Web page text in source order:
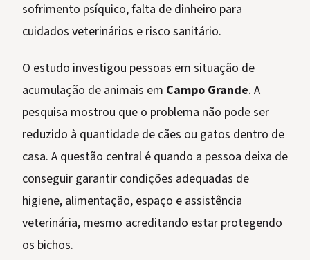
sofrimento psíquico, falta de dinheiro para
cuidados veterinários e risco sanitário.
O estudo investigou pessoas em situação de
acumulação de animais em Campo Grande. A
pesquisa mostrou que o problema não pode ser
reduzido à quantidade de cães ou gatos dentro de
casa. A questão central é quando a pessoa deixa de
conseguir garantir condições adequadas de
higiene, alimentação, espaço e assistência
veterinária, mesmo acreditando estar protegendo
os bichos.